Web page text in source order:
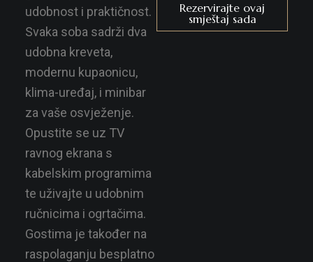
udobnost i praktičnost.
Svaka soba sadrži dva
udobna kreveta,
modernu kupaonicu,
klima-uređaj, i minibar
za vaše osvježenje.
Opustite se uz TV
ravnog ekrana s
kabelskim programima
te uživajte u udobnim
ručnicima i ogrtačima.
Gostima je također na
raspolaganju besplatno
Rezervirajte ovaj
smještaj sada